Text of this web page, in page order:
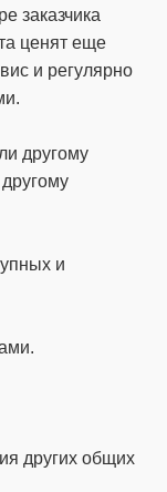
заказчика
ценят еще
и регулярно
другому
и
других общих